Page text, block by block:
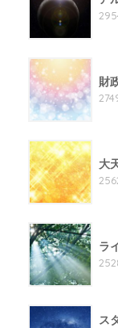
財
大
ラ
ス